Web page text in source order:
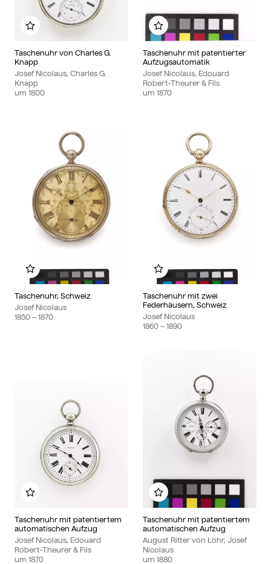
Taschenuhr von Charles G.
Knapp
Josef Nicolaus, Charles G.
Knapp
um 1800
Zu meinem Album hinzufügen
Taschenuhr mit patentierter
Aufzugsautomatik
Josef Nicolaus, Edouard
Robert-Theurer & Fils
um 1870
Zu meinem Album
Taschenuhr, Schweiz
Josef Nicolaus
1850 – 1870
Zu meinem Album hinzufügen
Taschenuhr mit zwei
Federhäusern, Schweiz
Josef Nicolaus
1860 – 1890
Zu meinem Album
Taschenuhr mit patentiertem
automatischen Aufzug
Josef Nicolaus, Edouard
Robert-Theurer & Fils
um 1870
Zu meinem Album hinzufügen
Taschenuhr mit patentiertem
automatischen Aufzug
August Ritter von Löhr, Josef
Nicolaus
um 1880
Zu meinem Album